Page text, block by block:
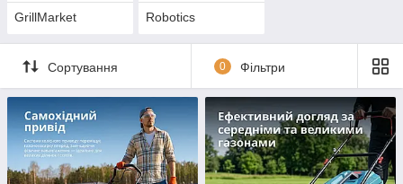
GrillMarket Robotics
Сортування 0 Фільтри